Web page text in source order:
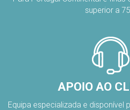
superior a
APOIO AO
Equipa especializada e disponível